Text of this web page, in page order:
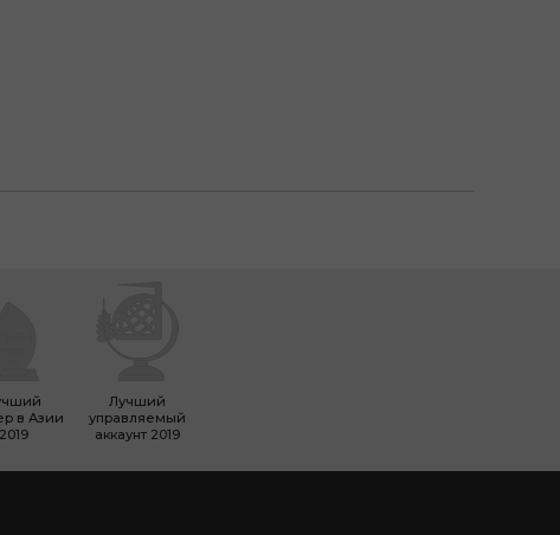
в Азии
2019
Лучший
управляемый
аккаунт 2019